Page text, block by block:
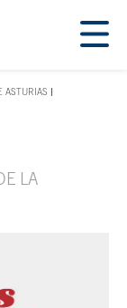
ASTURIAS
LA